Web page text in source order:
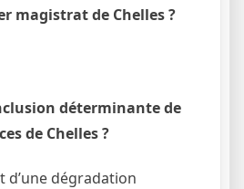
magistrat de Chelles ?
déterminante de
de Chelles ?
d’une dégradation